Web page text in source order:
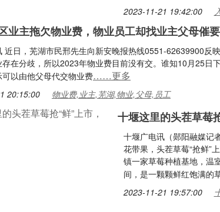
2023-11-21 19:42:00
业主拖欠物业费，物业员工却找业主父母催要
近日，芜湖市民邢先生向新安晚报热线0551-62639900反
存在分歧，所以2023年物业费目前没有交。谁知10月25日
以由他父母代交物业费……更多
20:15:00 物业费,业主,芜湖,物业,父母,员工
十堰这里的头茬草莓
十堰广电讯（郧阳融媒记
花带果，头茬草莓“抢鲜”
镇一家草莓种植基地，温
间，是一颗颗鲜红饱满的
2023-11-21 19:57:00